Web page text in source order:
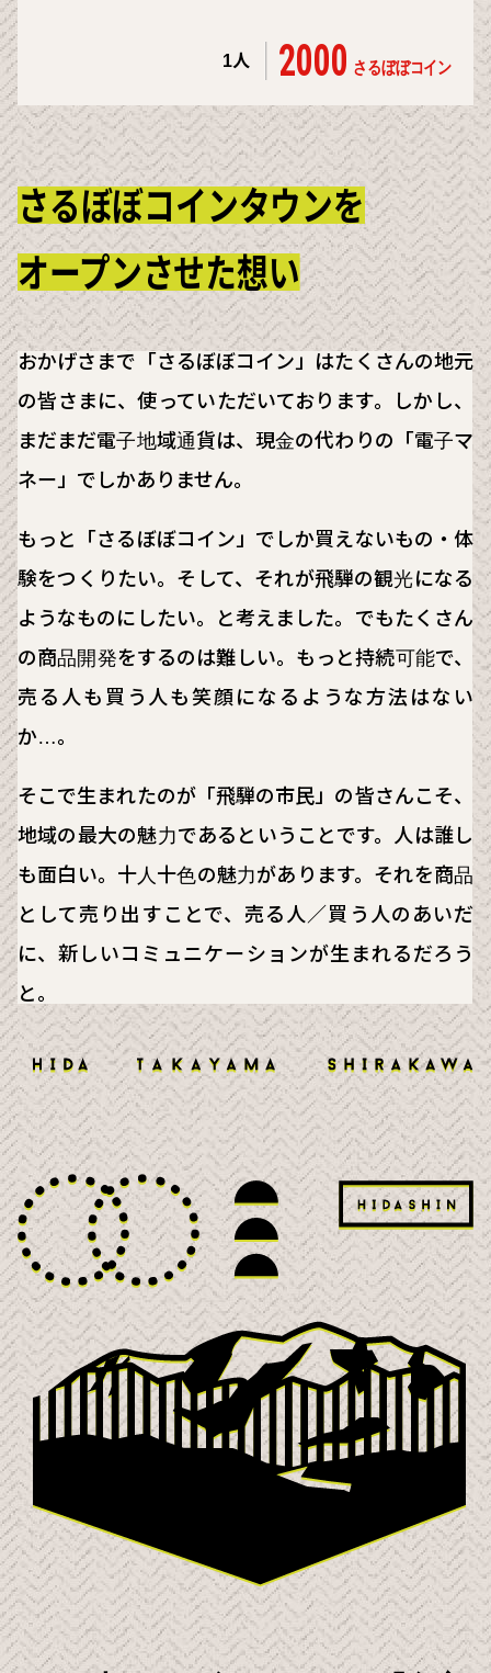
1人 2000 さるぼぼコイン
さるぼぼコインタウンを
オープンさせた想い
おかげさまで「さるぼぼコイン」はたくさんの地元
の皆さまに、使っていただいております。しかし、
まだまだ電子地域通貨は、現金の代わりの「電子マ
ネー」でしかありません。
もっと「さるぼぼコイン」でしか買えないもの・体
験をつくりたい。そして、それが飛騨の観光になる
ようなものにしたい。と考えました。でもたくさん
の商品開発をするのは難しい。もっと持続可能で、
売る人も買う人も笑顔になるような方法はない
か…。
そこで生まれたのが「飛騨の市民」の皆さんこそ、
地域の最大の魅力であるということです。人は誰し
も面白い。十人十色の魅力があります。それを商品
として売り出すことで、売る人／買う人のあいだ
に、新しいコミュニケーションが生まれるだろう
と。